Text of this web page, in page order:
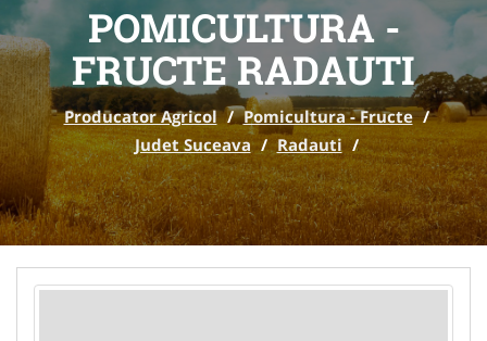
POMICULTURA -
FRUCTE RADAUTI
Producator Agricol / Pomicultura - Fructe /
Judet Suceava / Radauti /